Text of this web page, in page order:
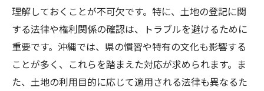
実践的アドバイスで売却を成功に導く
成功する不動産売却に必要な注意事項
沖縄県での不動産売却を円滑にするテクニ
ック
理解しておくことが不可欠です。特に、土地の登記に関
する法律や権利関係の確認は、トラブルを避けるために
重要です。沖縄では、県の慣習や特有の文化も影響する
ことが多く、これらを踏まえた対応が求められます。ま
た、土地の利用目的に応じて適用される法律も異なるた